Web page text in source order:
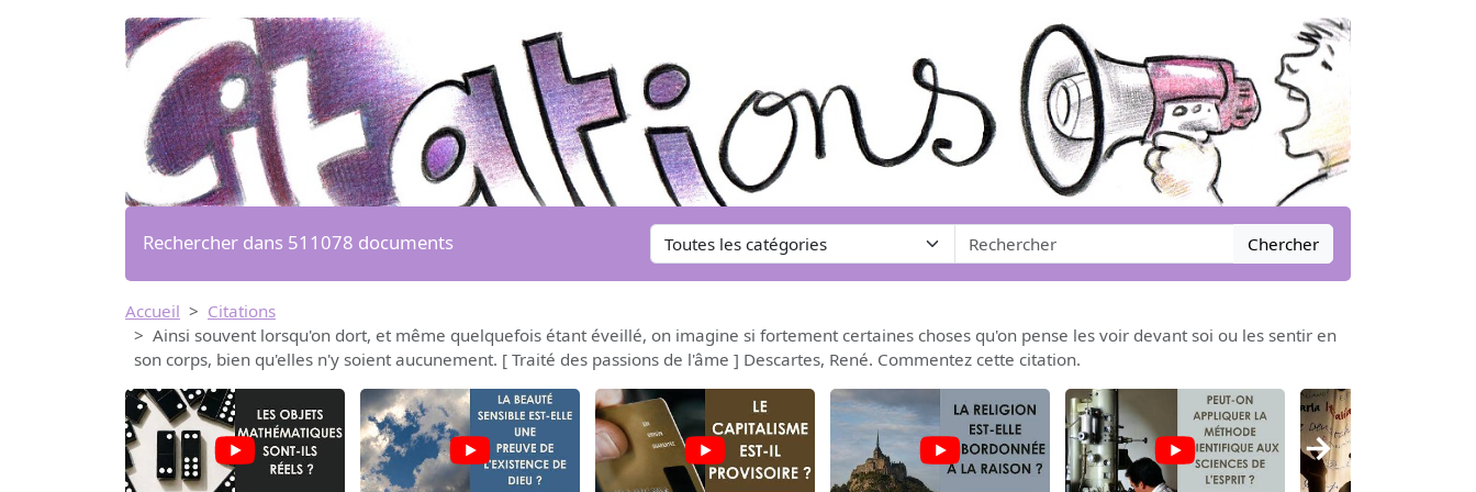
Rechercher dans 511078 documents Chercher
Accueil
Citations
Ainsi souvent lorsqu'on dort, et même quelquefois étant éveillé, on imagine si fortement certaines choses qu'on pense les voir devant soi ou les sentir en
son corps, bien qu'elles n'y soient aucunement. [ Traité des passions de l'âme ] Descartes, René. Commentez cette citation.
→